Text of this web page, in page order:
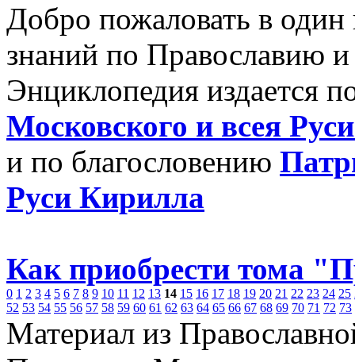
Добро пожаловать в
знаний по Православию
Энциклопедия издается
Московского и всея
и по благословению
Руси Кирилла
Как приобрести тома
0 1 2 3 4 5 6 7 8 9 10 11 12 13 14 15 16 17 18 19 20 21 22 23 24 25
52 53 54 55 56 57 58 59 60 61 62 63 64 65 66 67 68 69 70 71 72 73
Материал из